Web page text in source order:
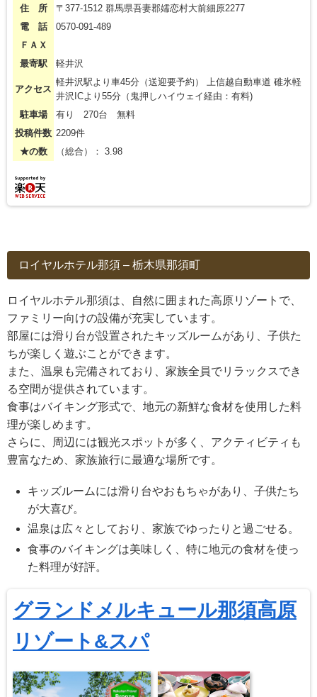
住 所
〒377-1512 群馬県吾妻郡嬬恋村大前細原2277
電 話
0570-091-489
ＦＡＸ
最寄駅
軽井沢
アクセス
軽井沢駅より車45分（送迎要予約） 上信越自動車道 碓氷軽
井沢ICより55分（鬼押しハイウェイ経由：有料)
駐車場
有り 270台 無料
投稿件数 2209件
★の数
（総合）： 3.98
ロイヤルホテル那須 – 栃木県那須町
ロイヤルホテル那須は、自然に囲まれた高原リゾートで、
ファミリー向けの設備が充実しています。
部屋には滑り台が設置されたキッズルームがあり、子供た
ちが楽しく遊ぶことができます。
また、温泉も完備されており、家族全員でリラックスでき
る空間が提供されています。
食事はバイキング形式で、地元の新鮮な食材を使用した料
理が楽しめます。
さらに、周辺には観光スポットが多く、アクティビティも
豊富なため、家族旅行に最適な場所です。
キッズルームには滑り台やおもちゃがあり、子供たち
が大喜び。
温泉は広々としており、家族でゆったりと過ごせる。
食事のバイキングは美味しく、特に地元の食材を使っ
た料理が好評。
グランドメルキュール那須高原
リゾート&スパ